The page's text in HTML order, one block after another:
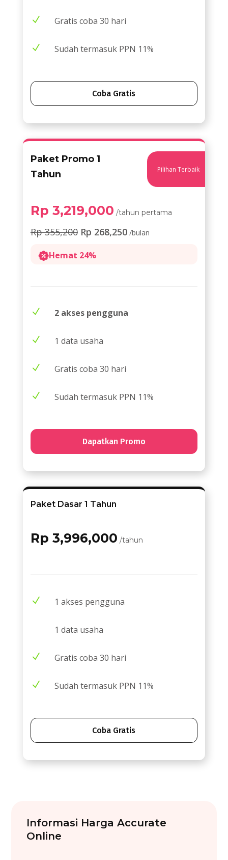
N Gratis coba 30 hari
N Sudah termasuk PPN 11%
Coba Gratis
Paket Promo 1
Tahun
Pilihan Terbaik
Rp 3,219,000 /tahun pertama
Rp 355,200Rp 268,250/bulan
Hemat 24%
N 2 akses pengguna
N 1 data usaha
N Gratis coba 30 hari
N Sudah termasuk PPN 11%
Dapatkan Promo
Paket Dasar 1 Tahun
Rp 3,996,000 /tahun
N 1 akses pengguna
1 data usaha
N Gratis coba 30 hari
N Sudah termasuk PPN 11%
Coba Gratis
Informasi Harga Accurate
Online